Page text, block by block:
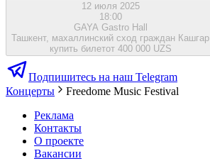
12 июля 2025
18:00
GAYA Gastro Hall
Ташкент, махаллинский сход граждан Кашгар
купить билетот 400 000 UZS
Подпишитесь на наш Telegram
Концерты
Freedome Music Festival
Реклама
Контакты
О проекте
Вакансии